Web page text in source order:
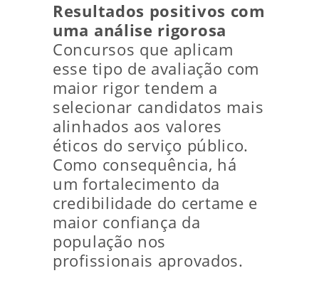
Resultados positivos com
uma análise rigorosa
Concursos que aplicam
esse tipo de avaliação com
maior rigor tendem a
selecionar candidatos mais
alinhados aos valores
éticos do serviço público.
Como consequência, há
um fortalecimento da
credibilidade do certame e
maior confiança da
população nos
profissionais aprovados.